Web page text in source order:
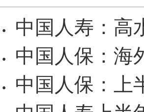
· 中国人寿：高
· 中国人保：海
· 中国人保：上